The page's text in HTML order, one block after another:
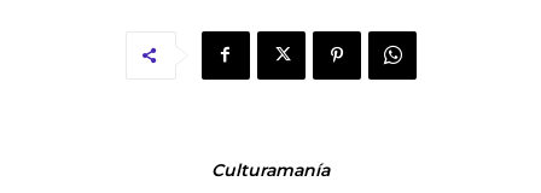
Culturamanía